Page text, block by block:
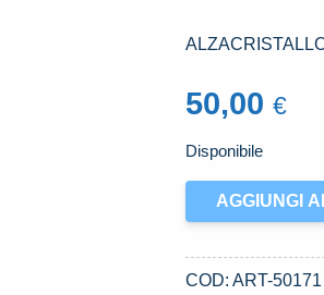
50,00€
Disponibile
ALZACRISTALLO
PORTA
DX.
AGGIUNGI
COD:ART-50171